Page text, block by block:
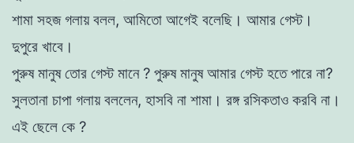
শামা সহজ গলায়বলল, আমিতাে আগেই বলেছি । আমার গেস্ট।
দুপুরে খাবে ।
পুরুষমানুষতাের গেস্টমানে? পুরুষমানুষআমার গেস্টহতেপারে না?
সুলতানা চাপা গলায়বললেন, হাসবি না শামা । রঙ্গরসিকতাও করবি না।
এই ছেলে কে ?